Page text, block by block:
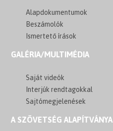
Alapdokumentumok
Beszámolók
Ismertető írások
GALÉRIA/MULTIMÉDIA
Saját videók
Interjúk rendtagokkal
Sajtómegjelenések
A SZÖVETSÉG ALAPÍTVÁNYA